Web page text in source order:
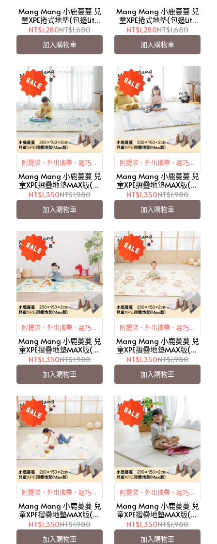
Mang Mang 小鹿蔓蔓 兒
童XPE捲式地墊(包邊Lite
版)-海底世界【愛吾兒】
NT$1,280NT$1,680
加入購物車
Mang Mang 小鹿蔓蔓 兒
童XPE捲式地墊(包邊Lite
版)-繽紛童話【愛吾兒】
NT$1,280NT$1,680
加入購物車
附提袋、外出攜帶、輕巧收
納
Mang Mang 小鹿蔓蔓 兒
童XPE摺疊地墊MAX版(北
歐風情)/外出攜帶【愛吾
兒】
NT$1,350NT$1,980
加入購物車
附提袋、外出攜帶、輕巧收
納
Mang Mang 小鹿蔓蔓 兒
童XPE摺疊地墊MAX版(快
樂成長)/外出攜帶【愛吾
兒】
NT$1,350NT$1,980
加入購物車
附提袋、外出攜帶、輕巧收
納
Mang Mang 小鹿蔓蔓 兒
童XPE摺疊地墊MAX版(恐
龍ABC)/外出攜帶【愛吾
兒】
NT$1,350NT$1,980
加入購物車
附提袋、外出攜帶、輕巧收
納
Mang Mang 小鹿蔓蔓 兒
童XPE摺疊地墊MAX版(營
火晚會)/外出攜帶【愛吾
兒】
NT$1,350NT$1,980
加入購物車
附提袋、外出攜帶、輕巧收
納
Mang Mang 小鹿蔓蔓 兒
童XPE摺疊地墊MAX版(車
車大冒險)/外出攜帶【愛吾
兒】
NT$1,350NT$1,980
加入購物車
附提袋、外出攜帶、輕巧收
納
Mang Mang 小鹿蔓蔓 兒
童XPE摺疊地墊MAX版(冬
日雪景)/外出攜帶【愛吾
兒】
NT$1,350NT$1,980
加入購物車